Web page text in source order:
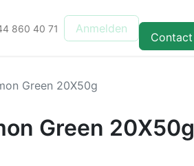
860 40 71 Anmelden
Contact
Green 20X50g
Green 20X50g